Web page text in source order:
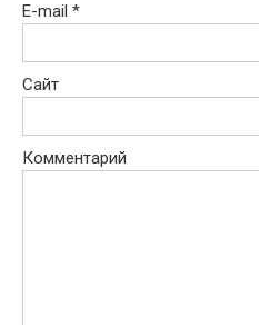
E-mail *
Сайт
Комментарий